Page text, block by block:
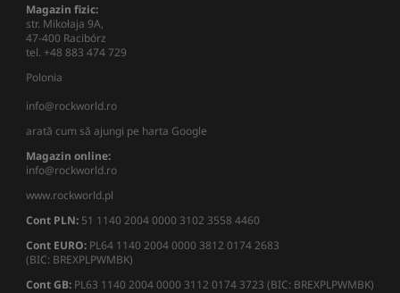
Magazin fizic:
str. Mikołaja 9A,
47-400 Racibórz
tel. +48 883 474 729
Polonia
info@rockworld.ro
arată cum să ajungi pe harta Google
Magazin online:
info@rockworld.ro
www.rockworld.pl
Cont PLN: 51 1140 2004 0000 3102 3558 4460
Cont EURO: PL64 1140 2004 0000 3812 0174 2683
(BIC: BREXPLPWMBK)
Cont GB: PL63 1140 2004 0000 3112 0174 3723 (BIC: BREXPLPWMBK)